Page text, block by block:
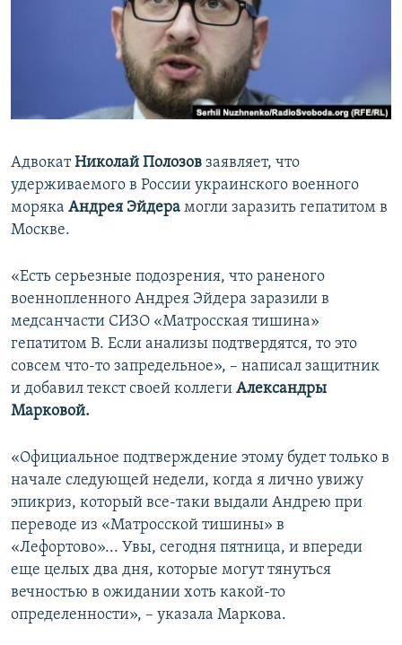
ПОБЕДИТЕЛЕЙ НЕ СУДЯТ?
КРЫМ.НЕПОКОРЕННЫЙ
УКРАИНСКАЯ ПРОБЛЕМА КРЫМА
ПРИСОЕДИНЯЙТЕСЬ!
АдвокатНиколай Полозов заявляет, что
удерживаемого в России украинского военного
моряка Андрея Эйдера могли заразить гепатитом в
Москве.
«Есть серьезные подозрения, что раненого
военнопленного Андрея Эйдера заразили в
медсанчасти СИЗО «Матросская тишина»
гепатитом В. Если анализы подтвердятся, то это
совсем что-то запредельное», – написал защитник
и добавил текст своей коллеги Александры
Марковой.
«Официальное подтверждение этому будет только в
начале следующей недели, когда я лично увижу
эпикриз, который все-таки выдали Андрею при
переводе из «Матросской тишины» в
«Лефортово»... Увы, сегодня пятница, и впереди
еще целых два дня, которые могут тянуться
вечностью в ожидании хоть какой-то
определенности», – указала Маркова.